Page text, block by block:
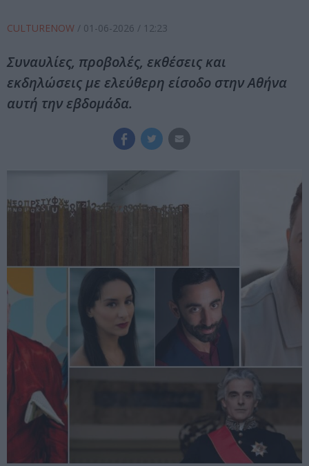
CULTURENOW / 01-06-2026 / 12:23
Συναυλίες, προβολές, εκθέσεις και
εκδηλώσεις με ελεύθερη είσοδο στην Αθήνα
αυτή την εβδομάδα.